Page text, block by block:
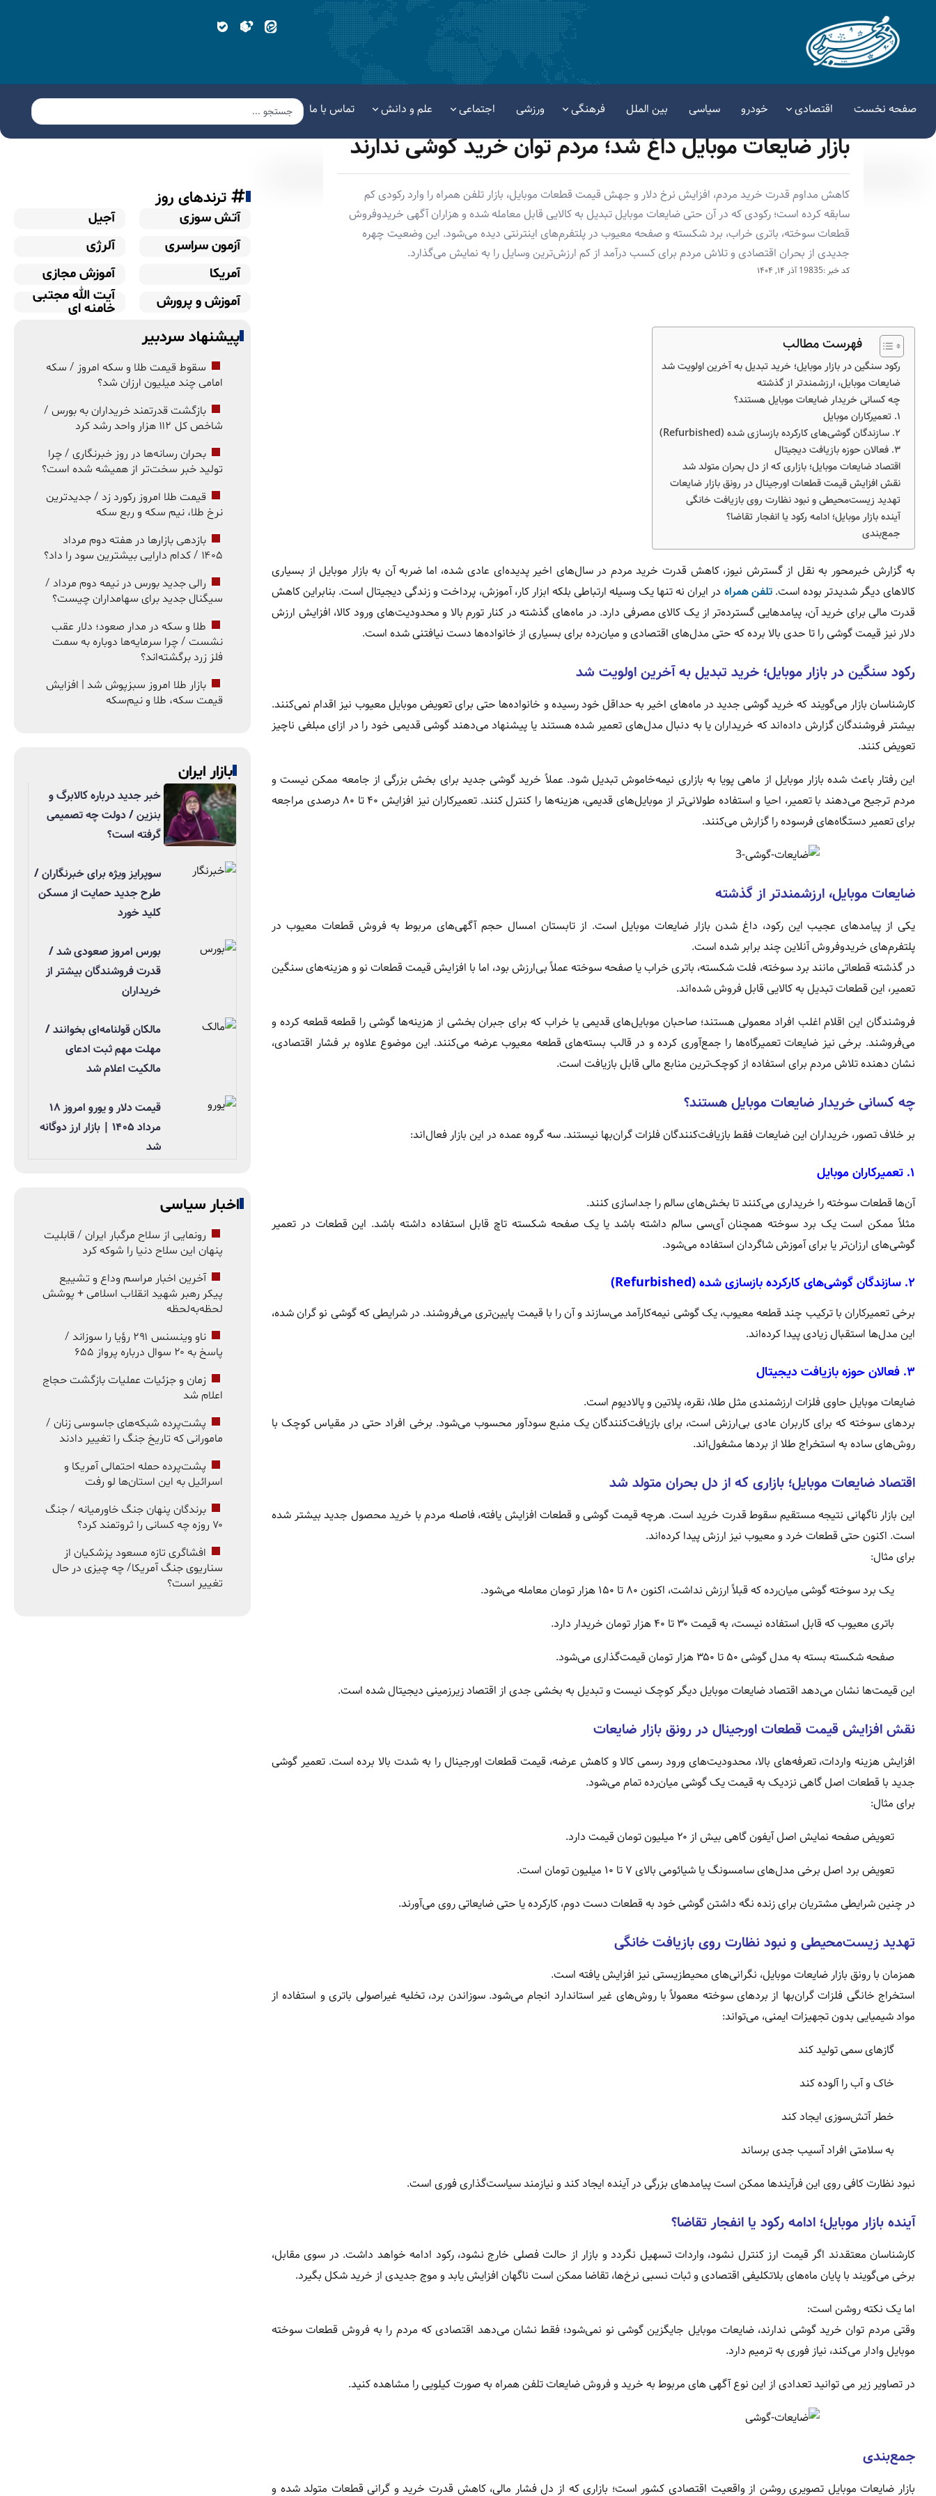
صفحه نخست اقتصادی خودرو سیاسی بین الملل فرهنگی ورزشی اجتماعی علم و دانش تماس با ما
بازار ضایعات موبایل داغ شد؛ مردم توان خرید گوشی ندارند
کاهش مداوم قدرت خرید مردم، افزایش نرخ دلار و جهش قیمت قطعات موبایل، بازار تلفن همراه را وارد رکودی کم
سابقه کرده است؛ رکودی که در آن حتی ضایعات موبایل تبدیل به کالایی قابل معامله شده و هزاران آگهی خریدوفروش
قطعات سوخته، باتری خراب، برد شکسته و صفحه معیوب در پلتفرم‌های اینترنتی دیده می‌شود. این وضعیت چهره
جدیدی از بحران اقتصادی و تلاش مردم برای کسب درآمد از کم ارزش‌ترین وسایل را به نمایش می‌گذارد.
کد خبر :19835 آذر ۱۴, ۱۴۰۴
فهرست مطالب
رکود سنگین در بازار موبایل؛ خرید تبدیل به آخرین اولویت شد
ضایعات موبایل، ارزشمندتر از گذشته
چه کسانی خریدار ضایعات موبایل هستند؟
۱. تعمیرکاران موبایل
۲. سازندگان گوشی‌های کارکرده بازسازی شده (Refurbished)
۳. فعالان حوزه بازیافت دیجیتال
اقتصاد ضایعات موبایل؛ بازاری که از دل بحران متولد شد
نقش افزایش قیمت قطعات اورجینال در رونق بازار ضایعات
تهدید زیست‌محیطی و نبود نظارت روی بازیافت خانگی
آینده بازار موبایل؛ ادامه رکود یا انفجار تقاضا؟
جمع‌بندی
به گزارش خبرمحور به نقل از گسترش نیوز، کاهش قدرت خرید مردم در سال‌های اخیر پدیده‌ای عادی شده، اما ضربه آن به بازار موبایل از بسیاری
کالاهای دیگر شدیدتر بوده است.تلفن همراه در ایران نه تنها یک وسیله ارتباطی بلکه ابزار کار، آموزش، پرداخت و زندگی دیجیتال است. بنابراین کاهش
قدرت مالی برای خرید آن، پیامدهایی گسترده‌تر از یک کالای مصرفی دارد. در ماه‌های گذشته در کنار تورم بالا و محدودیت‌های ورود کالا، افزایش ارزش
دلار نیز قیمت گوشی را تا حدی بالا برده که حتی مدل‌های اقتصادی و میان‌رده برای بسیاری از خانواده‌ها دست نیافتنی شده است.
رکود سنگین در بازار موبایل؛ خرید تبدیل به آخرین اولویت شد
کارشناسان بازار می‌گویند که خرید گوشی جدید در ماه‌های اخیر به حداقل خود رسیده و خانواده‌ها حتی برای تعویض موبایل معیوب نیز اقدام نمی‌کنند.
بیشتر فروشندگان گزارش داده‌اند که خریداران یا به دنبال مدل‌های تعمیر شده هستند یا پیشنهاد می‌دهند گوشی قدیمی خود را در ازای مبلغی ناچیز
تعویض کنند.
این رفتار باعث شده بازار موبایل از ماهی پویا به بازاری نیمه‌خاموش تبدیل شود. عملاً خرید گوشی جدید برای بخش بزرگی از جامعه ممکن نیست و
مردم ترجیح می‌دهند با تعمیر، احیا و استفاده طولانی‌تر از موبایل‌های قدیمی، هزینه‌ها را کنترل کنند. تعمیرکاران نیز افزایش ۴۰ تا ۸۰ درصدی مراجعه
برای تعمیر دستگاه‌های فرسوده را گزارش می‌کنند.
ضایعات موبایل، ارزشمندتر از گذشته
یکی از پیامدهای عجیب این رکود، داغ شدن بازار ضایعات موبایل است. از تابستان امسال حجم آگهی‌های مربوط به فروش قطعات معیوب در
پلتفرم‌های خریدوفروش آنلاین چند برابر شده است.
در گذشته قطعاتی مانند برد سوخته، فلت شکسته، باتری خراب یا صفحه سوخته عملاً بی‌ارزش بود، اما با افزایش قیمت قطعات نو و هزینه‌های سنگین
تعمیر، این قطعات تبدیل به کالایی قابل فروش شده‌اند.
فروشندگان این اقلام اغلب افراد معمولی هستند؛ صاحبان موبایل‌های قدیمی یا خراب که برای جبران بخشی از هزینه‌ها گوشی را قطعه قطعه کرده و
می‌فروشند. برخی نیز ضایعات تعمیرگاه‌ها را جمع‌آوری کرده و در قالب بسته‌های قطعه معیوب عرضه می‌کنند. این موضوع علاوه بر فشار اقتصادی،
نشان دهنده تلاش مردم برای استفاده از کوچک‌ترین منابع مالی قابل بازیافت است.
چه کسانی خریدار ضایعات موبایل هستند؟
بر خلاف تصور، خریداران این ضایعات فقط بازیافت‌کنندگان فلزات گران‌بها نیستند. سه گروه عمده در این بازار فعال‌اند:
۱. تعمیرکاران موبایل
آن‌ها قطعات سوخته را خریداری می‌کنند تا بخش‌های سالم را جداسازی کنند.
مثلاً ممکن است یک برد سوخته همچنان آی‌سی سالم داشته باشد یا یک صفحه شکسته تاچ قابل استفاده داشته باشد. این قطعات در تعمیر
گوشی‌های ارزان‌تر یا برای آموزش شاگردان استفاده می‌شود.
۲. سازندگان گوشی‌های کارکرده بازسازی شده (Refurbished)
برخی تعمیرکاران با ترکیب چند قطعه معیوب، یک گوشی نیمه‌کارآمد می‌سازند و آن را با قیمت پایین‌تری می‌فروشند. در شرایطی که گوشی نو گران شده،
این مدل‌ها استقبال زیادی پیدا کرده‌اند.
۳. فعالان حوزه بازیافت دیجیتال
ضایعات موبایل حاوی فلزات ارزشمندی مثل طلا، نقره، پلاتین و پالادیوم است.
بردهای سوخته که برای کاربران عادی بی‌ارزش است، برای بازیافت‌کنندگان یک منبع سودآور محسوب می‌شود. برخی افراد حتی در مقیاس کوچک با
روش‌های ساده به استخراج طلا از بردها مشغول‌اند.
اقتصاد ضایعات موبایل؛ بازاری که از دل بحران متولد شد
این بازار ناگهانی نتیجه مستقیم سقوط قدرت خرید است. هرچه قیمت گوشی و قطعات افزایش یافته، فاصله مردم با خرید محصول جدید بیشتر شده
است. اکنون حتی قطعات خرد و معیوب نیز ارزش پیدا کرده‌اند.
برای مثال:
یک برد سوخته گوشی میان‌رده که قبلاً ارزش نداشت، اکنون ۸۰ تا ۱۵۰ هزار تومان معامله می‌شود.
باتری معیوب که قابل استفاده نیست، به قیمت ۳۰ تا ۴۰ هزار تومان خریدار دارد.
صفحه شکسته بسته به مدل گوشی ۵۰ تا ۳۵۰ هزار تومان قیمت‌گذاری می‌شود.
این قیمت‌ها نشان می‌دهد اقتصاد ضایعات موبایل دیگر کوچک نیست و تبدیل به بخشی جدی از اقتصاد زیرزمینی دیجیتال شده است.
نقش افزایش قیمت قطعات اورجینال در رونق بازار ضایعات
افزایش هزینه واردات، تعرفه‌های بالا، محدودیت‌های ورود رسمی کالا و کاهش عرضه، قیمت قطعات اورجینال را به شدت بالا برده است. تعمیر گوشی
جدید با قطعات اصل گاهی نزدیک به قیمت یک گوشی میان‌رده تمام می‌شود.
برای مثال:
تعویض صفحه نمایش اصل آیفون گاهی بیش از ۲۰ میلیون تومان قیمت دارد.
تعویض برد اصل برخی مدل‌های سامسونگ یا شیائومی بالای ۷ تا ۱۰ میلیون تومان است.
در چنین شرایطی مشتریان برای زنده نگه داشتن گوشی خود به قطعات دست دوم، کارکرده یا حتی ضایعاتی روی می‌آورند.
تهدید زیست‌محیطی و نبود نظارت روی بازیافت خانگی
همزمان با رونق بازار ضایعات موبایل، نگرانی‌های محیط‌زیستی نیز افزایش یافته است.
استخراج خانگی فلزات گران‌بها از بردهای سوخته معمولاً با روش‌های غیر استاندارد انجام می‌شود. سوزاندن برد، تخلیه غیراصولی باتری و استفاده از
مواد شیمیایی بدون تجهیزات ایمنی، می‌تواند:
گازهای سمی تولید کند
خاک و آب را آلوده کند
خطر آتش‌سوزی ایجاد کند
به سلامتی افراد آسیب جدی برساند
نبود نظارت کافی روی این فرآیندها ممکن است پیامدهای بزرگی در آینده ایجاد کند و نیازمند سیاست‌گذاری فوری است.
آینده بازار موبایل؛ ادامه رکود یا انفجار تقاضا؟
کارشناسان معتقدند اگر قیمت ارز کنترل نشود، واردات تسهیل نگردد و بازار از حالت فصلی خارج نشود، رکود ادامه خواهد داشت. در سوی مقابل،
برخی می‌گویند با پایان ماه‌های بلاتکلیفی اقتصادی و ثبات نسبی نرخ‌ها، تقاضا ممکن است ناگهان افزایش یابد و موج جدیدی از خرید شکل بگیرد.
اما یک نکته روشن است:
وقتی مردم توان خرید گوشی ندارند، ضایعات موبایل جایگزین گوشی نو نمی‌شود؛ فقط نشان می‌دهد اقتصادی که مردم را به فروش قطعات سوخته
موبایل وادار می‌کند، نیاز فوری به ترمیم دارد.
در تصاویر زیر می توانید تعدادی از این نوع آگهی های مربوط به خرید و فروش ضایعات تلفن همراه به صورت کیلویی را مشاهده کنید.
جمع‌بندی
بازار ضایعات موبایل تصویری روشن از واقعیت اقتصادی کشور است؛ بازاری که از دل فشار مالی، کاهش قدرت خرید و گرانی قطعات متولد شده و
ترندهای روز
آتش سوزی
آجیل
آزمون سراسری
آلرژی
آمریکا
آموزش مجازی
آموزش و پرورش
آیت الله مجتبی
خامنه ای
پیشنهاد سردبیر
سقوط قیمت طلا و سکه امروز / سکه
امامی چند میلیون ارزان شد؟
بازگشت قدرتمند خریداران به بورس /
شاخص کل ۱۱۲ هزار واحد رشد کرد
بحران رسانه‌ها در روز خبرنگاری / چرا
تولید خبر سخت‌تر از همیشه شده است؟
قیمت طلا امروز رکورد زد / جدیدترین
نرخ طلا، نیم سکه و ربع سکه
بازدهی بازارها در هفته دوم مرداد
۱۴۰۵ / کدام دارایی بیشترین سود را داد؟
رالی جدید بورس در نیمه دوم مرداد /
سیگنال جدید برای سهامداران چیست؟
طلا و سکه در مدار صعود؛ دلار عقب
نشست / چرا سرمایه‌ها دوباره به سمت
فلز زرد برگشته‌اند؟
بازار طلا امروز سبزپوش شد | افزایش
قیمت سکه، طلا و نیم‌سکه
بازار ایران
خبر جدید درباره کالابرگ و
بنزین / دولت چه تصمیمی
گرفته است؟
سوپرایز ویژه برای خبرنگاران /
طرح جدید حمایت از مسکن
کلید خورد
بورس امروز صعودی شد /
قدرت فروشندگان بیشتر از
خریداران
مالکان قولنامه‌ای بخوانند /
مهلت مهم ثبت ادعای
مالکیت اعلام شد
قیمت دلار و یورو امروز ۱۸
مرداد ۱۴۰۵ | بازار ارز دوگانه
شد
اخبار سیاسی
رونمایی از سلاح مرگبار ایران / قابلیت
پنهان این سلاح دنیا را شوکه کرد
آخرین اخبار مراسم وداع و تشییع
پیکر رهبر شهید انقلاب اسلامی + پوشش
لحظه‌به‌لحظه
ناو وینسنس ۲۹۱ رؤیا را سوزاند /
پاسخ به ۲۰ سوال درباره پرواز ۶۵۵
زمان و جزئیات عملیات بازگشت حجاج
اعلام شد
پشت‌پرده شبکه‌های جاسوسی زنان /
مامورانی که تاریخ جنگ را تغییر دادند
پشت‌پرده حمله احتمالی آمریکا و
اسرائیل به این استان‌ها لو رفت
برندگان پنهان جنگ خاورمیانه / جنگ
۷۰ روزه چه کسانی را ثروتمند کرد؟
افشاگری تازه مسعود پزشکیان از
سناریوی جنگ آمریکا/ چه چیزی در حال
تغییر است؟